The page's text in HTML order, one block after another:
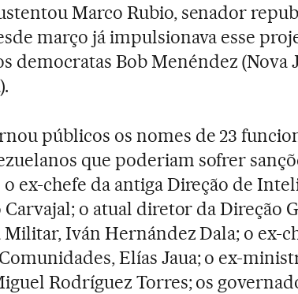
Marco Rubio, senador
março já impulsionava esse
democratas Bob Menéndez (Nova
públicos os nomes de 23
que poderiam sofrer
ex-chefe da antiga Direção de
o atual diretor da Direção
Iván Hernández Dala; o ex-
Elías Jaua; o ex-
Rodríguez Torres; os